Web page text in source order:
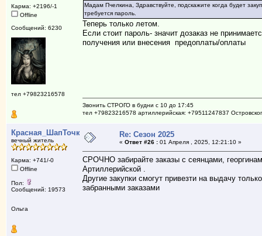
Карма: +2196/-1
Offline
Сообщений: 6230
тел +79823216578
Мадам Пчелкина, Здравствуйте, подскажите когда будет
требуется пароль.
Теперь только летом.
Если стоит пароль- значит дозаказ не
получения или внесения предоплаты/оплаты
Звонить СТРОГО в будни с 10 до 17:45
тел +79823216578 артиллерийская: +79511247837
Красная_ШапТочка
вечный житель
Карма: +741/-0
Offline
Пол:
Сообщений: 19573
Ольга
Re: Сезон 2025
« Ответ #26 :01 Апреля , 2025, 12:21:10 »
СРОЧНО забирайте заказы с сеянцами,
Артиллерийской .
Другие закупки смогут привезти на выдачу
забранными заказами